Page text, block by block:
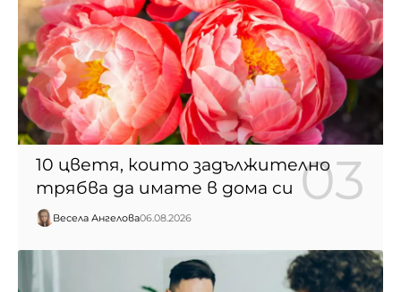
10 цветя, които задължително
трябва да имате в дома си
Весела Ангелова06.08.2026